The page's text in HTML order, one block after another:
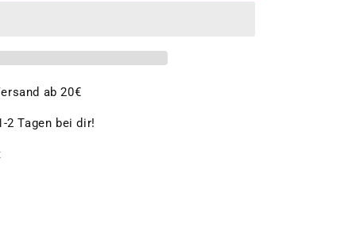
ab 20€
2 Tagen bei dir!